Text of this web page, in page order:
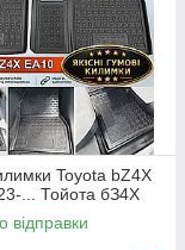
збірка
Toyota bZ4X
... Тойота бЗ4Х
відправки